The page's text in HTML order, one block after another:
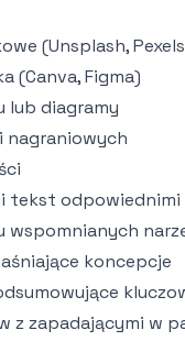
(Unsplash,
(Canva, Figma)
lub diagramy
nagraniowych
tekst
wspomnianych
koncepcje
z zapadającymi w